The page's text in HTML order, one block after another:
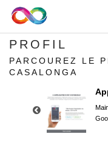
PROFIL
PARCOUREZ LE
CASALONGA